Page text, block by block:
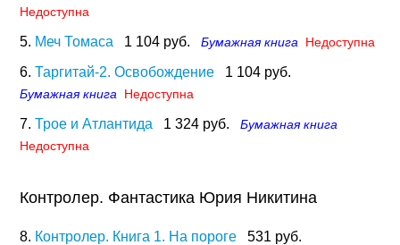
Недоступна
5. Меч Томаса 1 104 руб. Бумажная книга Недоступна
6. Таргитай-2. Освобождение 1 104 руб.
Бумажная книга Недоступна
7. Трое и Атлантида 1 324 руб.
Бумажная книга
Недоступна
Контролер. Фантастика Юрия Никитина
8. Контролер. Книга 1. На пороге 531 руб.